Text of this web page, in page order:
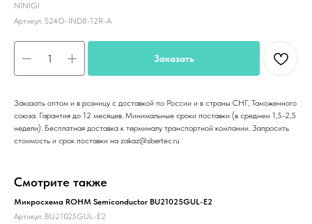
NINIGI
Артикул: S24O-IND8-12R-A
Заказать
Заказать оптом и в розницу с доставкой по России и в страны СНГ, Таможенного
союза. Гарантия до 12 месяцев. Минимальные сроки поставки (в среднем 1,5-2,5
недели). Бесплатная доставка к терминалу транспортной компании. Запросить
стоимость и срок поставки на zakaz@sbertec.ru
Смотрите также
Микросхема ROHM Semiconductor BU21025GUL-E2
Артикул: BU21025GUL-E2